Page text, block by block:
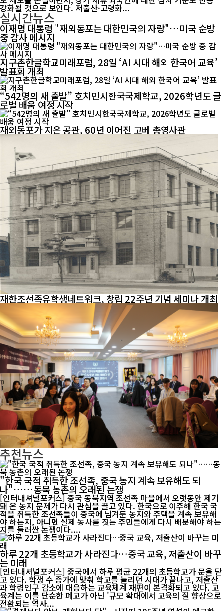
강화될 것으로 보인다. 저출산·고령화...
실시간뉴스
이재명 대통령 "재외동포는 대한민국의 자랑"…미국 순방
중 감사 메시지
지구촌한글학교미래포럼, 28일 ‘AI 시대 해외 한국어 교육’
발표회 개최
“542명의 새 출발” 호치민시한국국제학교, 2026학년도 글
로벌 배움 여정 시작
재외동포가 지은 공관, 60년 이어진 고베 총영사관
재한조선족유학생네트워크, 창립 22주년 기념 세미나 개최
추천뉴스
"한국 국적 취득한 조선족, 중국 농지 계속 보유해도 되
나"……동북 농촌의 오래된 논쟁
[인터내셔널포커스] 중국 동북지역 조선족 마을에서 오랫동안 제기
돼 온 농지 문제가 다시 관심을 끌고 있다. 한국으로 이주해 한국 국
적을 취득한 조선족들이 중국에 남겨둔 농지와 주택을 계속 보유해
야 하는지, 아니면 실제 농사를 짓는 주민들에게 다시 배분해야 하는
지를 둘러싼 논쟁이다....
하루 22개 초등학교가 사라진다…중국 교육, 저출산이 바꾸
는 미래
[인터내셔널포커스] 중국에서 하루 평균 22개의 초등학교가 문을 닫
고 있다. 학생 수 증가에 맞춰 학교를 늘리던 시대가 끝나고, 저출산
과 학령인구 감소에 대응하는 교육체계 재편이 본격화되고 있다. 교
육계는 이를 단순한 폐교가 아닌 '규모 확대에서 교육의 질 향상으로
전환되는 역사...